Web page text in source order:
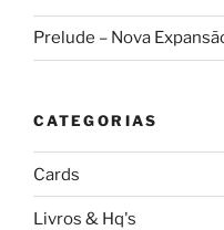
Prelude – Nova
CATEGORIAS
Cards
Livros & Hq's